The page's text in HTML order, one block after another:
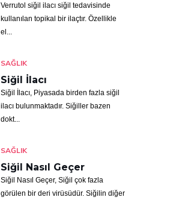
Verrutol siğil ilacı siğil tedavisinde
kullanılan topikal bir ilaçtır. Özellikle
el...
SAĞLIK
Siğil İlacı
Siğil İlacı, Piyasada birden fazla siğil
ilacı bulunmaktadır. Siğiller bazen
dokt...
SAĞLIK
Siğil Nasıl Geçer
Siğil Nasıl Geçer, Siğil çok fazla
görülen bir deri virüsüdür. Siğilin diğer